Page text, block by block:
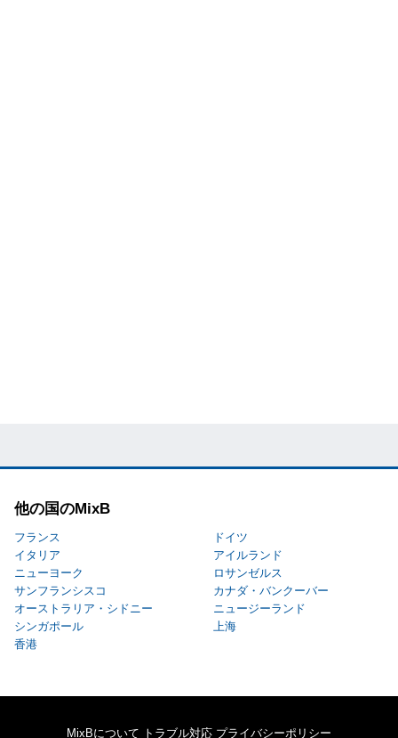
他の国のMixB
フランス
ドイツ
イタリア
アイルランド
ニューヨーク
ロサンゼルス
サンフランシスコ
カナダ・バンクーバー
オーストラリア・シドニー
ニュージーランド
シンガポール
上海
香港
MixBについて トラブル対応 プライバシーポリシー